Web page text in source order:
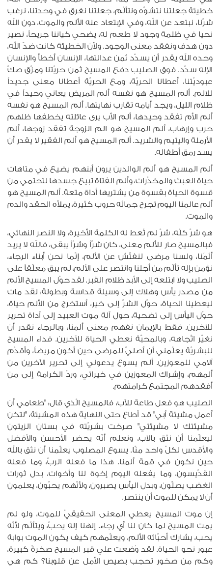
خطيئة جعلتنا نتشوّه ونتألّم، جعلتنا نغرق في وحدتنا، نرغب
شرّنا، نبتعد عن الله، وفي الإبتعاد عنه الألم والموت، دون الله
نحيا في ظلمة وجود لا طعم له، يضحي كياننا جريحاً، نصير
دون هدف ونفقد معنى الوجود. ولأن الخطيئة كانت ضدّ الله،
وحده الله يقدر أن يسدّد ثمن عدالتها، الإنسان أخطأ والإنسان
الإله سدّد. فوق الصليب دفع المسيح ثمن حريّتنا ومزّق صكّ
عبوديّتنا، أعطانا الحريّة، ومع الحريّة أعطانا معنى جديداً
للالم. ألم المسيح هو نفسه ألم المريض يعاني وحيداً في
ظلام الليل، ويجد أيامه تقارب نهايتها. ألم المسيح هو نفسه
ألم الأم تفقد وحيدها، ألم الأب يرى عائلته يخطفها ظلهم
حرب وإرهاب، ألم المسيح هو الم الزوجة تفقد زوجها، ألم
الأرملة واليتيم والشريد. ألم المسيح هو ألم الفقير لا يقدر أن
يسد رمق أطفاله.
ألم المسيح هو ألم الوالدين يرون أبنهم يضيع في متاهات
حياة العبث والمخدّرات، وألم الفتاة تبيع جسدها لتحتمي من
قسوة الحياة بقسوة من يشتريها أداة متعة. ألم المسيح هو
ألم عالمنا اليوم تجرح جمالَه حروب كثيرة، يملأه الحقد والدم
والموت.
هو شرّ كلّه، شرّ لم تُعط له الكلمة الأخيرة، ولا النصر النهائي،
فبالمسيح صار للألم معنى، كان شرّاً وشرّاّ يبقى، فالله لا يريد
ألَمَنا، ولسنا مرضى لنفتّش عن الألم، إنّما نحن أبناء الرجاء،
نؤمن بإله تألّم من أجلنا وانتصر على الألم، لم يبق معلّقاً على
الصليب ولا ابتلعه إلى الأبد ظلام القبر. لقد حوّل المسيح الألم
من مصدر يأس وهلاك إلى وسيلة قداسة وبطولة: لقد مات
ليعطينا الحياة، حوّل الشرّ إلى خير، أستخرج من الألم حياة،
حوّل اليأس إلى تضحية، حول آلة موت العبيد إلى آداة تحرير
للآخرين. فقط بالإيمان نفهم معنى ألمنا، وبالرجاء نقدر أن
نغيّر اتّجاهه، وبالمحبّة نعطي الحياة للآخرين. فداء المسيح
للبشريّة يعلّمني أن أصليّ للمرضى حين أكون مريضاً، وأقدّم
آلامي للمعوزين. ألم يسوع يدعوني إلى تحرير الآخرين من
ألمهم، وإشراك المعوزين في خيراتي، وردّ الكرامة إلى من
أفقدهم المجتمع كرامتهم.
الصليب هو فعل طاعة للآب، فالمسيح الّذي قال: "طعامي أن
أعمل مشيئة أبي" قد أطاع حتى النهاية هذه المشيئة، "لتكن
مشيئتك لا مشيئتي" صرخت بشريّته في بستان الزيتون
ليعلّمنا أن نثق بالآب، ونعلم أنّه يحضر الأحسن والأفضل
والأقدس لكلّ واحد منّا. يسوع المصلوب يعلّمنا أن نثق بالله
حين نكون في قمة ألمنا. هذا ما فعله الربّ، وما فعله
القدّيسون، وما يفعله اليوم إخوة لنا وأخوات، بدل ثورات
الغضب يصلّون، وبدل اليأس يصبرون، ولأنّهم يحبّون، يعلمون
أن لا يمكن للموت أن ينتصر.
إن موت المسيح يعطي المعنى الحقيقيّ للموت، ولو لم
يمت المسيح لما كان لنا أي رجاء. إلهنا إله يحبّ، ويتألّم لأنّه
يحب، يشارك أحبّائه الألم، ويعلّمهم كيف يكون الموت بوابة
عبور نحو الحياة. لقد وُضعت علي قبر المسيح صخرةٌ كبيرة،
وكم من صخور تحجب بصيص الأمل عن قلوبنا؟ كم هي